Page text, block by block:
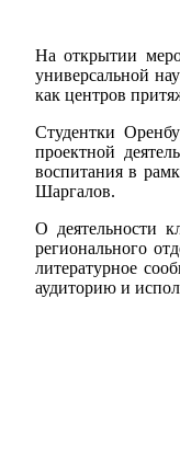
На открытии
универсальной
как центров
Студентки
проектной
воспитания в
Шаргалов.
О деятельности
регионального
литературное
аудиторию и